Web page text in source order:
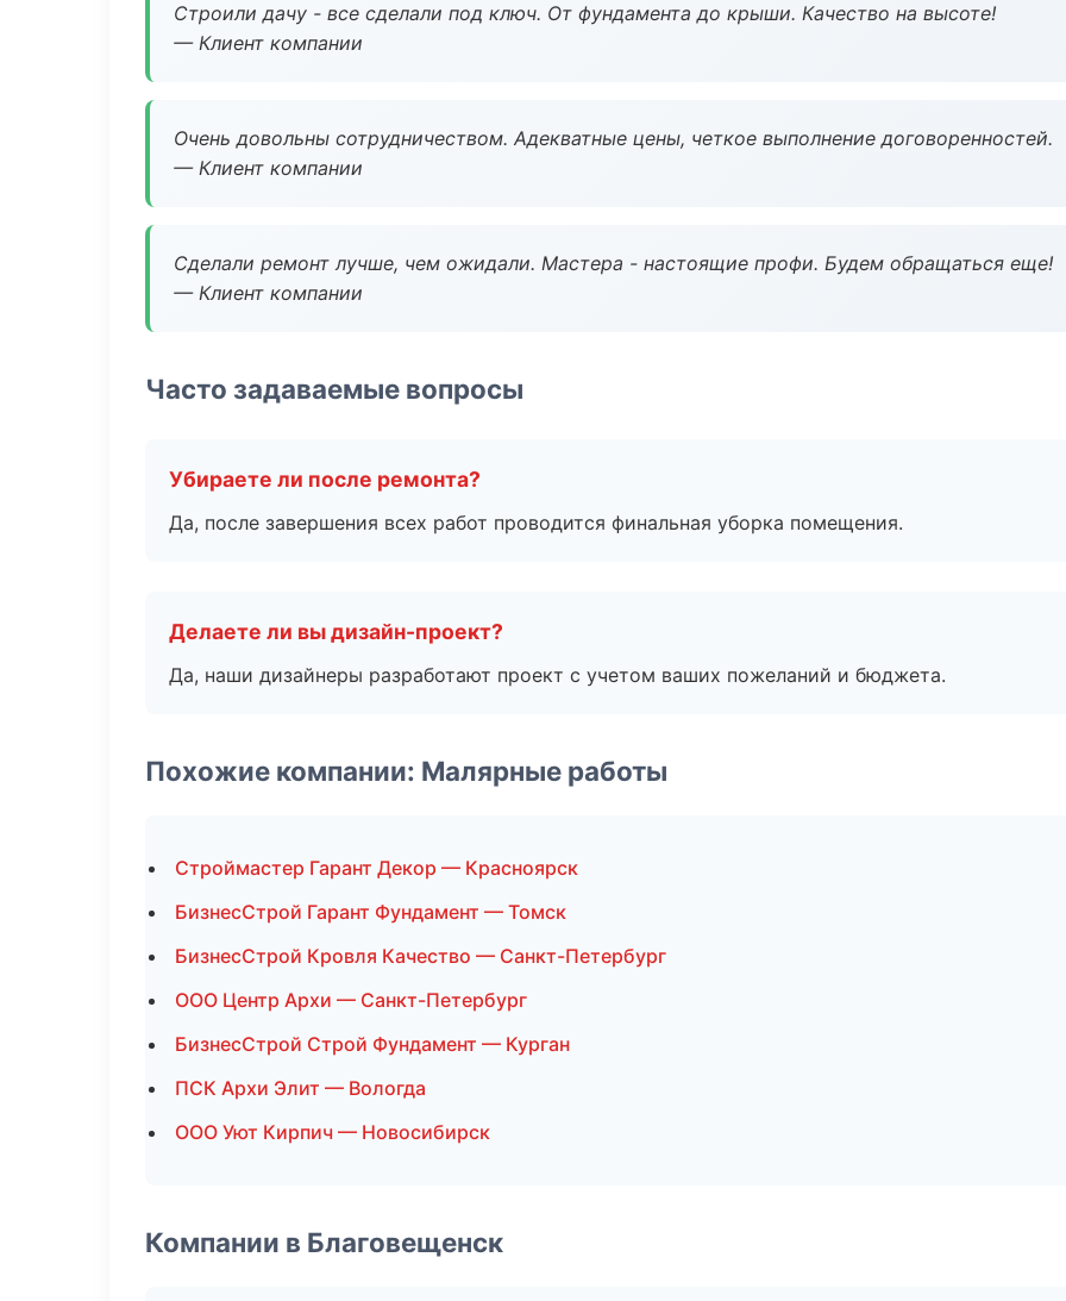
Строили дачу - все сделали под ключ. От фундамента до крыши. Качество на высоте!
— Клиент компании
Очень довольны сотрудничеством. Адекватные цены, четкое выполнение договоренностей.
— Клиент компании
Сделали ремонт лучше, чем ожидали. Мастера - настоящие профи. Будем обращаться еще!
— Клиент компании
Часто задаваемые вопросы
Убираете ли после ремонта?
Да, после завершения всех работ проводится финальная уборка помещения.
Делаете ли вы дизайн-проект?
Да, наши дизайнеры разработают проект с учетом ваших пожеланий и бюджета.
Похожие компании: Малярные работы
Строймастер Гарант Декор — Красноярск
БизнесСтрой Гарант Фундамент — Томск
БизнесСтрой Кровля Качество — Санкт-Петербург
ООО Центр Архи — Санкт-Петербург
БизнесСтрой Строй Фундамент — Курган
ПСК Архи Элит — Вологда
ООО Уют Кирпич — Новосибирск
Компании в Благовещенск